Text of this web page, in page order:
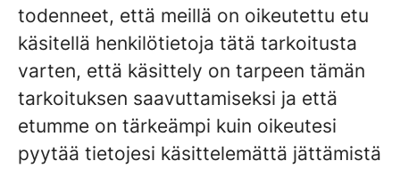
todenneet, että meillä on oikeutettu etu
käsitellä henkilötietoja tätä tarkoitusta
varten, että käsittely on tarpeen tämän
tarkoituksen saavuttamiseksi ja että
etumme on tärkeämpi kuin oikeutesi
pyytää tietojesi käsittelemättä jättämistä